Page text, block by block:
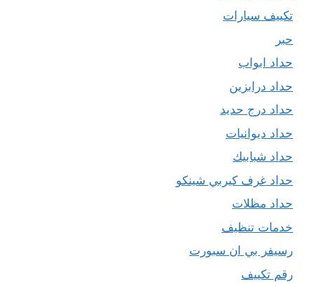
تكييف سيارات
حبر
حداد ابواب
حداد درابزين
حداد درج حديد
حداد ديوانيات
حداد شبابيك
حداد غرف كيربي شينكو
حداد مظلات
خدمات تنظيف
رسيفر بي ان سبورت
رقم تكييف